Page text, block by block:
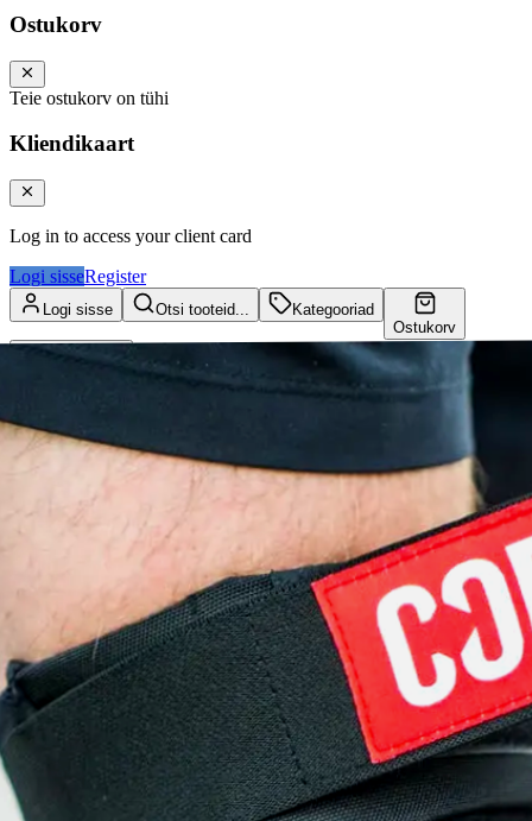
Ostukorv
Teie ostukorv on tühi
Kliendikaart
Log in to access your client card
Logi sisseRegister
Logi sisse Otsi tooteid...
Kategooriad
Ostukorv
Kliendikaart